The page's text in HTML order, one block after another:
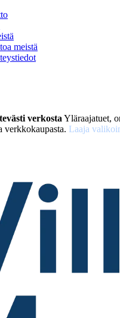
meistä
verkosta Yläraajatuet,
verkkokaupasta. Laaja